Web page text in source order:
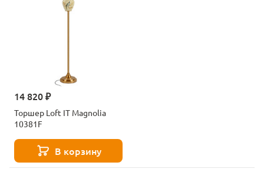
14 820 ₽
Торшер Loft IT Magnolia
10381F
В корзину